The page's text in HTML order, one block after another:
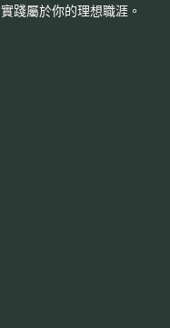
實踐屬於你的理想職涯。